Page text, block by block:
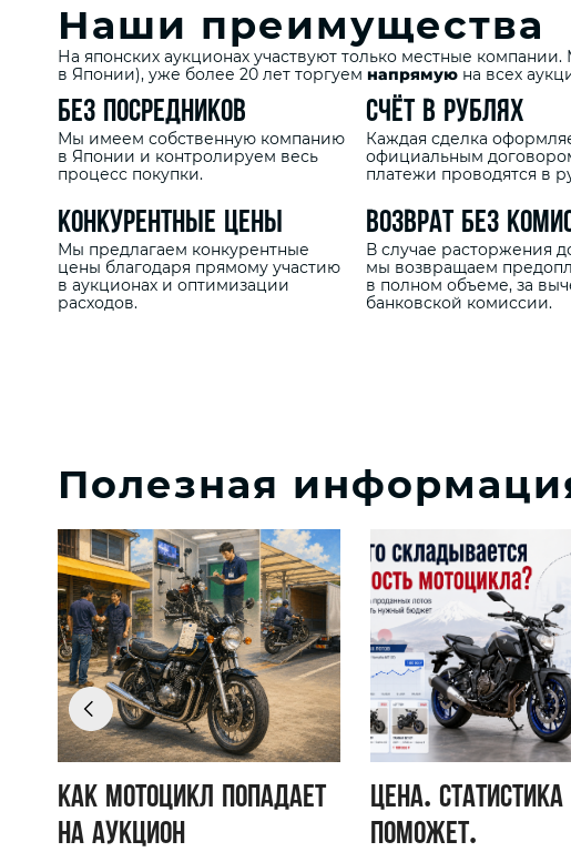
Наши преимущества
На японских аукционах участвуют только местные
в Японии), уже более 20 лет торгуем напрямую на всех
Без посредников
Мы имеем собственную компанию
в Японии и контролируем весь
процесс покупки.
Конкурентные цены
Мы предлагаем конкурентные
цены благодаря прямому участию
в аукционах и оптимизации
расходов.
Счёт в рублях
Каждая сделка
официальным
платежи проводятся в
Возврат без
В случае расторжения
мы возвращаем
в полном объеме, за
банковской комиссии.
Полезная
Как мотоцикл попадает
на аукцион
Цена. Статистика
поможет.